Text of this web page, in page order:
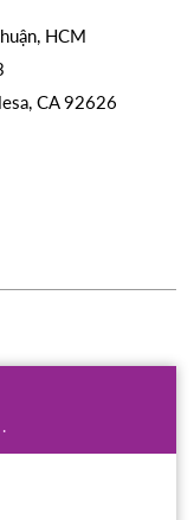
HCM
CA 92626